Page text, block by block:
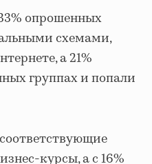
опрошенных
схемами,
а 21%
группах и попали
курсы, а с 16%